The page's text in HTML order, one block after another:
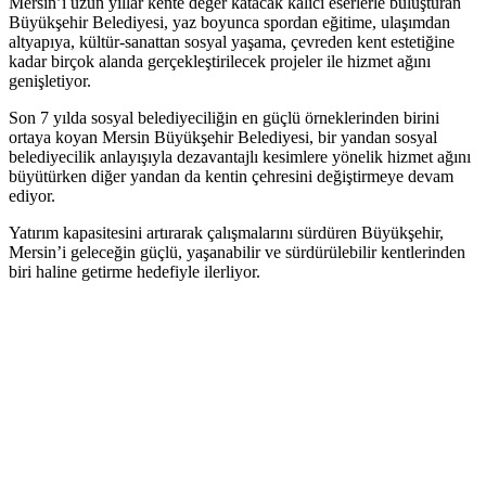
Büyükşehir Belediyesi, yaz boyunca spordan eğitime, ulaşımdan
altyapıya, kültür-sanattan sosyal yaşama, çevreden kent estetiğine
kadar birçok alanda gerçekleştirilecek projeler ile hizmet ağını
genişletiyor.
Son 7 yılda sosyal belediyeciliğin en güçlü örneklerinden birini
ortaya koyan Mersin Büyükşehir Belediyesi, bir yandan sosyal
belediyecilik anlayışıyla dezavantajlı kesimlere yönelik hizmet ağını
büyütürken diğer yandan da kentin çehresini değiştirmeye devam
ediyor.
Yatırım kapasitesini artırarak çalışmalarını sürdüren Büyükşehir,
Mersin’i geleceğin güçlü, yaşanabilir ve sürdürülebilir kentlerinden
biri haline getirme hedefiyle ilerliyor.